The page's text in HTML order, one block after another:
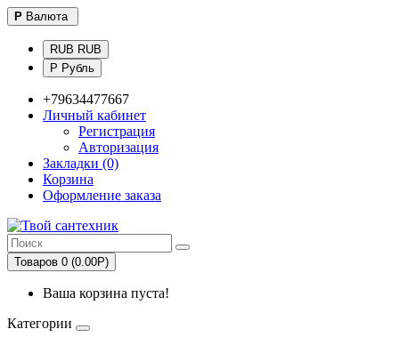
Р Валюта
RUB RUB
Р Рубль
+79634477667
Личный кабинет
Регистрация
Авторизация
Закладки (0)
Корзина
Оформление заказа
Товаров 0 (0.00Р)
Ваша корзина пуста!
Категории